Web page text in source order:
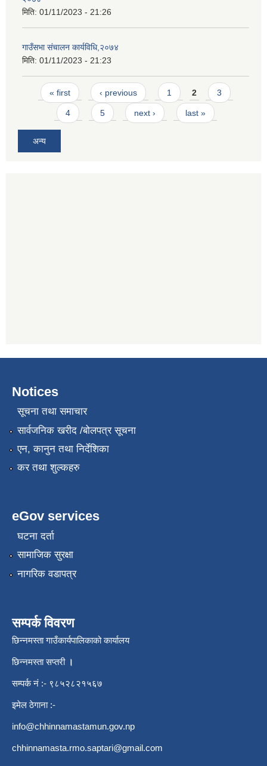
मिति: 01/11/2023 - 21:26
गाउँसभा संचालन कार्यविधि,२०७४
मिति: 01/11/2023 - 21:23
Pages
« first ‹ previous 1 2 3
4 5 next › last »
अन्य
Notices
सूचना तथा समाचार
सार्वजनिक खरीद /बोलपत्र सूचना
एन, कानुन तथा निर्देशिका
कर तथा शुल्कहरु
eGov services
घटना दर्ता
सामाजिक सुरक्षा
नागरिक वडापत्र
सम्पर्क विवरण
छिन्नमस्ता गाउँकार्यपालिकाको कार्यालय
छिन्नमस्ता सप्तरी ।
सम्पर्क नं :- ९८५२८२१५६७
इमेल ठेगाना :-
info@chhinnamastamun.gov.np
chhinnamasta.rmo.saptari@gmail.com